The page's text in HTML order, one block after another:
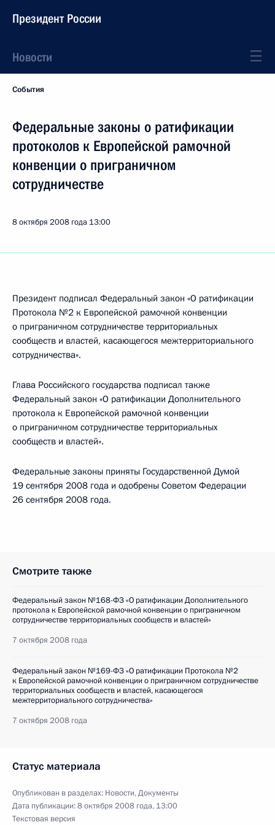
Президент России
Новости
События
Федеральные законы о ратификации
протоколов к Европейской рамочной
конвенции о приграничном
сотрудничестве
8 октября 2008 года 13:00
Президент подписал Федеральный закон «О ратификации
Протокола №2 к Европейской рамочной конвенции
о приграничном сотрудничестве территориальных
сообществ и властей, касающегося межтерриториального
сотрудничества».
Глава Российского государства подписал также
Федеральный закон «О ратификации Дополнительного
протокола к Европейской рамочной конвенции
о приграничном сотрудничестве территориальных
сообществ и властей».
Федеральные законы приняты Государственной Думой
19 сентября 2008 года и одобрены Советом Федерации
26 сентября 2008 года.
Смотрите также
Федеральный закон №168-ФЗ «О ратификации Дополнительного
протокола к Европейской рамочной конвенции о приграничном
сотрудничестве территориальных сообществ и властей»
7 октября 2008 года
Федеральный закон №169-ФЗ «О ратификации Протокола №2
к Европейской рамочной конвенции о приграничном сотрудничестве
территориальных сообществ и властей, касающегося
межтерриториального сотрудничества»
7 октября 2008 года
Статус материала
Опубликован в разделах: Новости,Документы
Дата публикации:8 октября 2008 года, 13:00
Текстовая версия